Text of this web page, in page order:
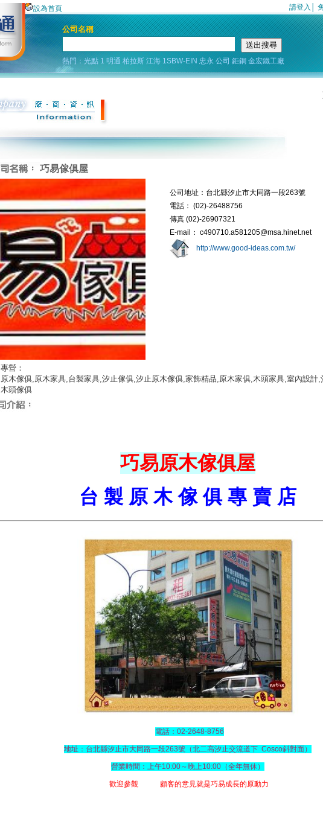
設為首頁 請登入
公司名稱
熱門：光點 1 明通 柏拉斯 江海 1SBW-EIN 忠永 公司 鉅銅 金宏鐵工廠
巧易傢俱屋
公司地址：台北縣汐止市大同路一段263號
電話： (02)-26488756
傳真 (02)-26907321
E-mail： c490710.a581205@msa.hinet.net
http://www.good-ideas.com.tw/
專營：
原木傢俱,原木家具,台製家具,汐止傢俱,汐止原木傢俱,家飾精品,原木家俱,木頭家具,室內設計
木頭傢俱
巧易原木傢俱屋
台 製 原 木 傢 俱 專 賣 店
電話：02-2648-8756
地址：台北縣汐止市大同路一段263號（北二高汐止交流道下 Cosco斜對面）
營業時間：上午10:00～晚上10:00（全年無休）
歡迎參觀 顧客的意見就是巧易成長的原動力